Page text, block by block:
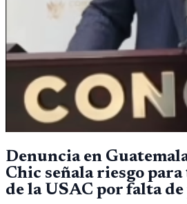
Denuncia en
Chic señala riesgo
de la USAC por falta de